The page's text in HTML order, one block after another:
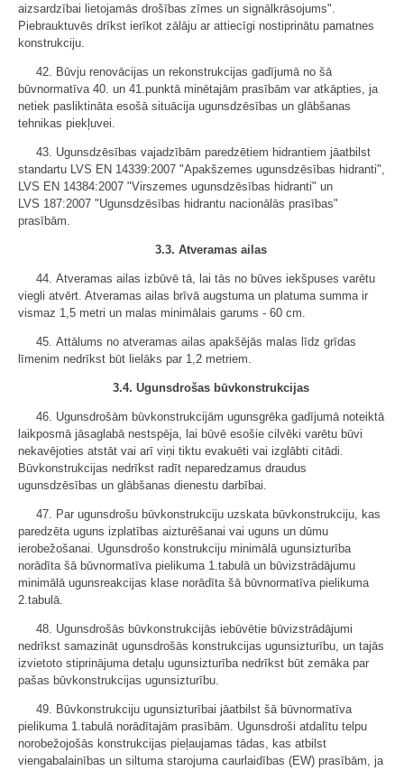
aizsardzībai lietojamās drošības zīmes un signālkrāsojums".
Piebrauktuvēs drīkst ierīkot zālāju ar attiecīgi nostiprinātu pamatnes
konstrukciju.
42. Būvju renovācijas un rekonstrukcijas gadījumā no šā
būvnormatīva 40. un 41.punktā minētajām prasībām var atkāpties, ja
netiek pasliktināta esošā situācija ugunsdzēsības un glābšanas
tehnikas piekļuvei.
43. Ugunsdzēsības vajadzībām paredzētiem hidrantiem jāatbilst
standartu LVS EN 14339:2007 "Apakšzemes ugunsdzēsības hidranti",
LVS EN 14384:2007 "Virszemes ugunsdzēsības hidranti" un
LVS 187:2007 "Ugunsdzēsības hidrantu nacionālās prasības"
prasībām.
3.3. Atveramas ailas
44. Atveramas ailas izbūvē tā, lai tās no būves iekšpuses varētu
viegli atvērt. Atveramas ailas brīvā augstuma un platuma summa ir
vismaz 1,5 metri un malas minimālais garums - 60 cm.
45. Attālums no atveramas ailas apakšējās malas līdz grīdas
līmenim nedrīkst būt lielāks par 1,2 metriem.
3.4. Ugunsdrošas būvkonstrukcijas
46. Ugunsdrošām būvkonstrukcijām ugunsgrēka gadījumā noteiktā
laikposmā jāsaglabā nestspēja, lai būvē esošie cilvēki varētu būvi
nekavējoties atstāt vai arī viņi tiktu evakuēti vai izglābti citādi.
Būvkonstrukcijas nedrīkst radīt neparedzamus draudus
ugunsdzēsības un glābšanas dienestu darbībai.
47. Par ugunsdrošu būvkonstrukciju uzskata būvkonstrukciju, kas
paredzēta uguns izplatības aizturēšanai vai uguns un dūmu
ierobežošanai. Ugunsdrošo konstrukciju minimālā ugunsizturība
norādīta šā būvnormatīva pielikuma 1.tabulā un būvizstrādājumu
minimālā ugunsreakcijas klase norādīta šā būvnormatīva pielikuma
2.tabulā.
48. Ugunsdrošās būvkonstrukcijās iebūvētie būvizstrādājumi
nedrīkst samazināt ugunsdrošās konstrukcijas ugunsizturību, un tajās
izvietoto stiprinājuma detaļu ugunsizturība nedrīkst būt zemāka par
pašas būvkonstrukcijas ugunsizturību.
49. Būvkonstrukciju ugunsizturībai jāatbilst šā būvnormatīva
pielikuma 1.tabulā norādītajām prasībām. Ugunsdroši atdalītu telpu
norobežojošās konstrukcijas pieļaujamas tādas, kas atbilst
viengabalainības un siltuma starojuma caurlaidības (EW) prasībām, ja